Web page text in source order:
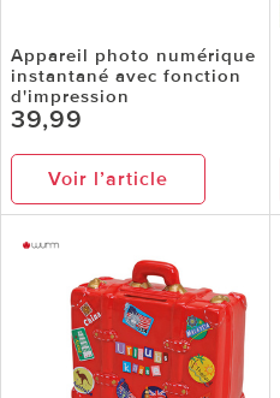
Appareil photo numérique
instantané avec fonction
d'impression
39,99
Voir l’article